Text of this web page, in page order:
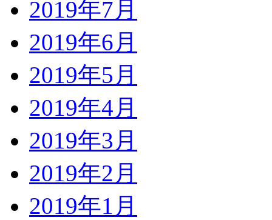
2019年7月
2019年6月
2019年5月
2019年4月
2019年3月
2019年2月
2019年1月